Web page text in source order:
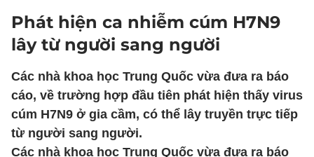
Phát hiện ca nhiễm cúm H7N9
lây từ người sang người
Các nhà khoa học Trung Quốc vừa đưa ra báo
cáo, về trường hợp đầu tiên phát hiện thấy virus
cúm H7N9 ở gia cầm, có thể lây truyền trực tiếp
từ người sang người.
Các nhà khoa học Trung Quốc vừa đưa ra báo